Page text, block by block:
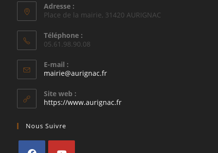
Adresse :
Place de la mairie, 31420 AURIGNAC
Téléphone :
05.61.98.90.08
E-mail :
mairie@aurignac.frS’ouvre
application
Site web :
https://www.aurignac.fr
Nous Suivre